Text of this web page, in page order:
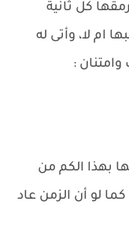
كل ثانية
ام لا، وأتى له
:
بهذا الكم من
لو أن الزمن عاد